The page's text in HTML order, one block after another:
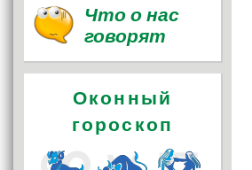
Что о нас
говорят
Оконный
гороскоп